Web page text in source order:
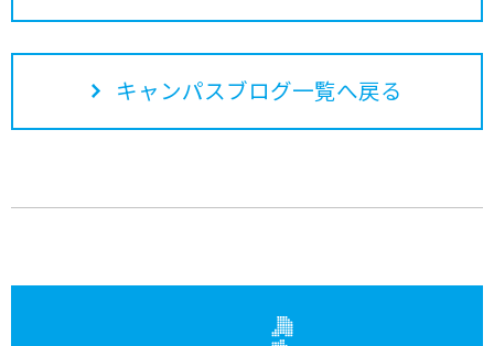
キャンパスブログ一覧へ戻る